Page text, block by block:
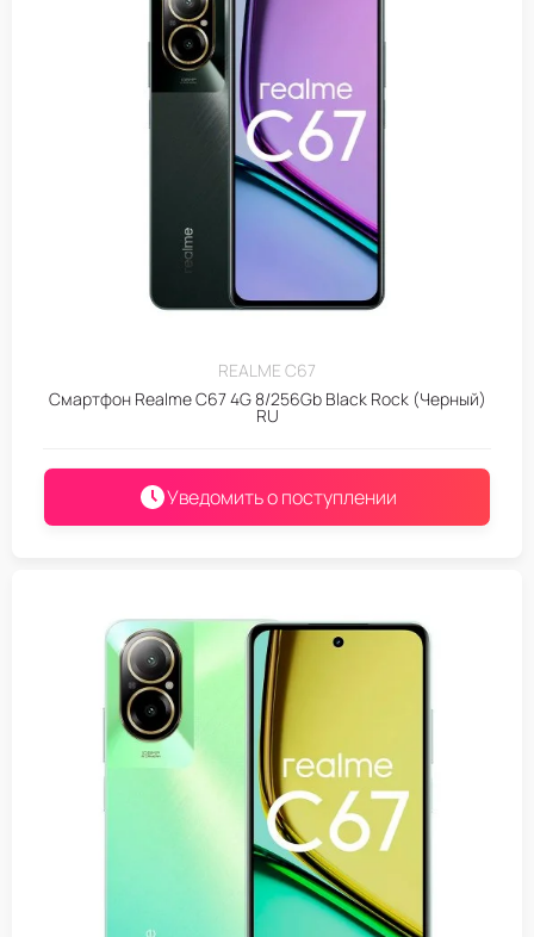
REALME C67
Смартфон Realme C67 4G 8/256Gb Black Rock (Черный)
RU
Уведомить о поступлении